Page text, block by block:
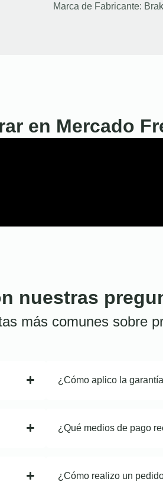
Marca de Fabricante:
en Mercado
nuestras
más comunes sobre
¿Cómo aplico la
¿Qué medios de pago
¿Cómo realizo un